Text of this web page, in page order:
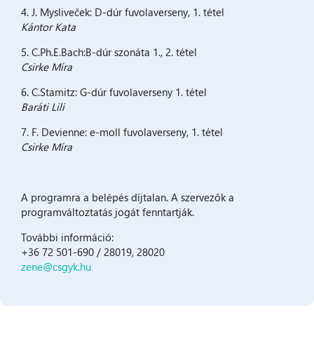
4. J. Mysliveček: D-dúr fuvolaverseny, 1. tétel
Kántor Kata
5. C.Ph.E.Bach:B-dúr szonáta 1., 2. tétel
Csirke Míra
6. C.Stamitz: G-dúr fuvolaverseny 1. tétel
Baráti Lili
7. F. Devienne: e-moll fuvolaverseny, 1. tétel
Csirke Míra
A programra a belépés díjtalan. A szervezők a
programváltoztatás jogát fenntartják.
További információ:
+36 72 501-690 / 28019, 28020
zene@csgyk.hu